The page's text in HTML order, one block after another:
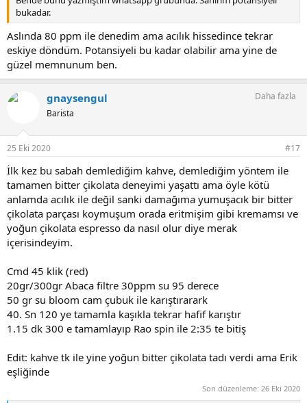
bukadar.
Aslında 80 ppm ile denedim ama acılık hissedince tekrar
eskiye döndüm. Potansiyeli bu kadar olabilir ama yine de
güzel memnunum ben.
gnaysengul
Barista
Daha fazla
25 Eki 2020 #17
İlk kez bu sabah demlediğim kahve, demlediğim yöntem ile
tamamen bitter çikolata deneyimi yaşattı ama öyle kötü
anlamda acılık ile değil sanki damağıma yumuşacık bir bitter
çikolata parçası koymuşum orada eritmişim gibi kremamsı ve
yoğun çikolata espresso da nasıl olur diye merak
içerisindeyim.
Cmd 45 klik (red)
20gr/300gr Abaca filtre 30ppm su 95 derece
50 gr su bloom cam çubuk ile karıştırarark
40. Sn 120 ye tamamla kaşıkla tekrar hafif karıştır
1.15 dk 300 e tamamlayıp Rao spin ile 2:35 te bitiş
Edit: kahve tk ile yine yoğun bitter çikolata tadı verdi ama Erik
eşliğinde
Son düzenleme: 26 Eki 2020